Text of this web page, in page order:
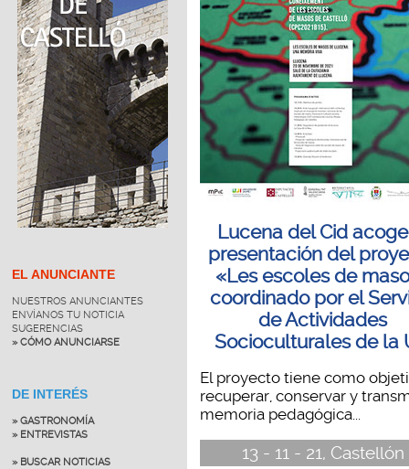
EL ANUNCIANTE
NUESTROS ANUNCIANTES
ENVÍANOS TU NOTICIA
SUGERENCIAS
» CÓMO ANUNCIARSE
DE INTERÉS
» GASTRONOMÍA
» ENTREVISTAS
» BUSCAR NOTICIAS
Lucena del Cid
presentación del
«Les escoles de
coordinado por el
de Actividades
Socioculturales de la
El proyecto tiene como
recuperar, conservar y
memoria pedagógica...
13 - 11 - 21, Castellón